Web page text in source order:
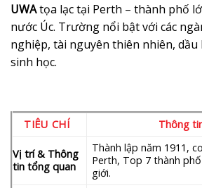
UWAtọa lạc tại Perth – thành phố
nước Úc. Trường nổi bật với các
nghiệp, tài nguyên thiên nhiên, dầu
sinh học.
TIÊU CHÍ Thông
Vị trí & Thông
tin tổng quan
Thành lập năm 1911,
Perth, Top 7 thành
giới.